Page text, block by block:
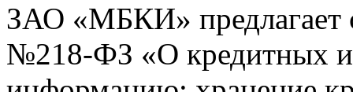
ЗАО «МБКИ» предлагает
№218-ФЗ «О кредитных